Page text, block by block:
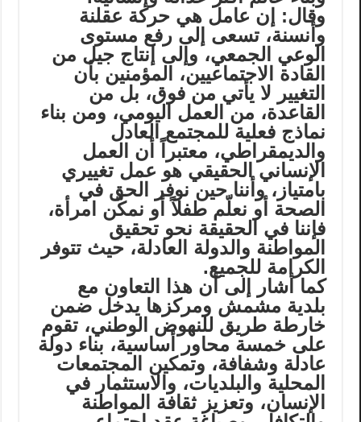
وقال: إن عامل هي حركة عقلنة
وأنسنة، تسعى إلى رفع مستوى
الوعي الجمعي، وإلى إنتاج جيل من
القادة الاجتماعيين، المؤمنين بأن
التغيير لا يأتي من فوق، بل من
القاعدة، من العمل اليومي، ومن بناء
نماذج فعلية للمجتمع العادل
والديمقراطي، معتبراً أن العمل
الإنساني الحقيقي هو عمل تغييري
بامتياز، وأننا حين نوفر الحق في
الصحة أو نعلّم طفلاً أو نمكّن امرأة،
فإننا في الحقيقة نحو تحقيق
المواطنة والدولة العادلة، حيث تتوفر
الكرامة للجميع.
كما أشار إلى أن هذا التعاون مع
بلدية مشمش ومركزها يدخل ضمن
خارطة طريق للنهوض الوطني، تقوم
على خمسة محاور أساسية، بناء دولة
عادلة وشفافة، وتمكين المجتمعات
المحلية والبلديات، والاستثمار في
الإنسان، وتعزيز ثقافة المواطنة